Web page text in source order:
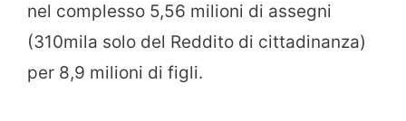
nel complesso 5,56 milioni di assegni
(310mila solo del Reddito di cittadinanza)
per 8,9 milioni di figli.